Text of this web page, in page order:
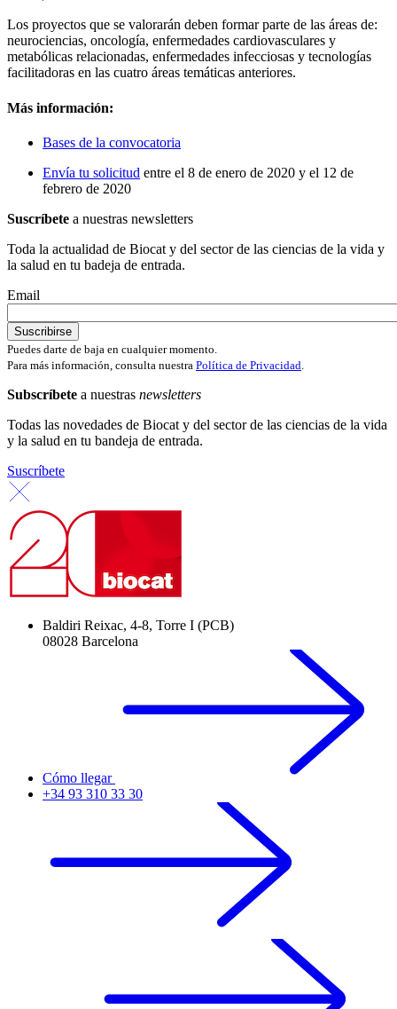
Los proyectos que se valorarán deben formar parte de las áreas de:
neurociencias, oncología, enfermedades cardiovasculares y
metabólicas relacionadas, enfermedades infecciosas y tecnologías
facilitadoras en las cuatro áreas temáticas anteriores.
Más información:
Bases de la convocatoria
Envía tu solicitud entre el 8 de enero de 2020 y el 12 de
febrero de 2020
Suscríbete a nuestras newsletters
Toda la actualidad de Biocat y del sector de las ciencias de la vida y
la salud en tu badeja de entrada.
Email
Puedes darte de baja en cualquier momento.
Para más información, consulta nuestra Política de Privacidad
Subscríbete a nuestras newsletters
Todas las novedades de Biocat y del sector de las ciencias de la vida
y la salud en tu bandeja de entrada.
Suscríbete
Baldiri Reixac, 4-8, Torre I (PCB)
08028 Barcelona
Cómo llegar
+34 93 310 33 30